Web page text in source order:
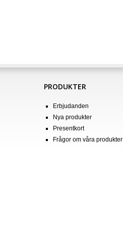
PRODUKTER
Erbjudanden
Nya produkter
Presentkort
Frågor om våra produkter